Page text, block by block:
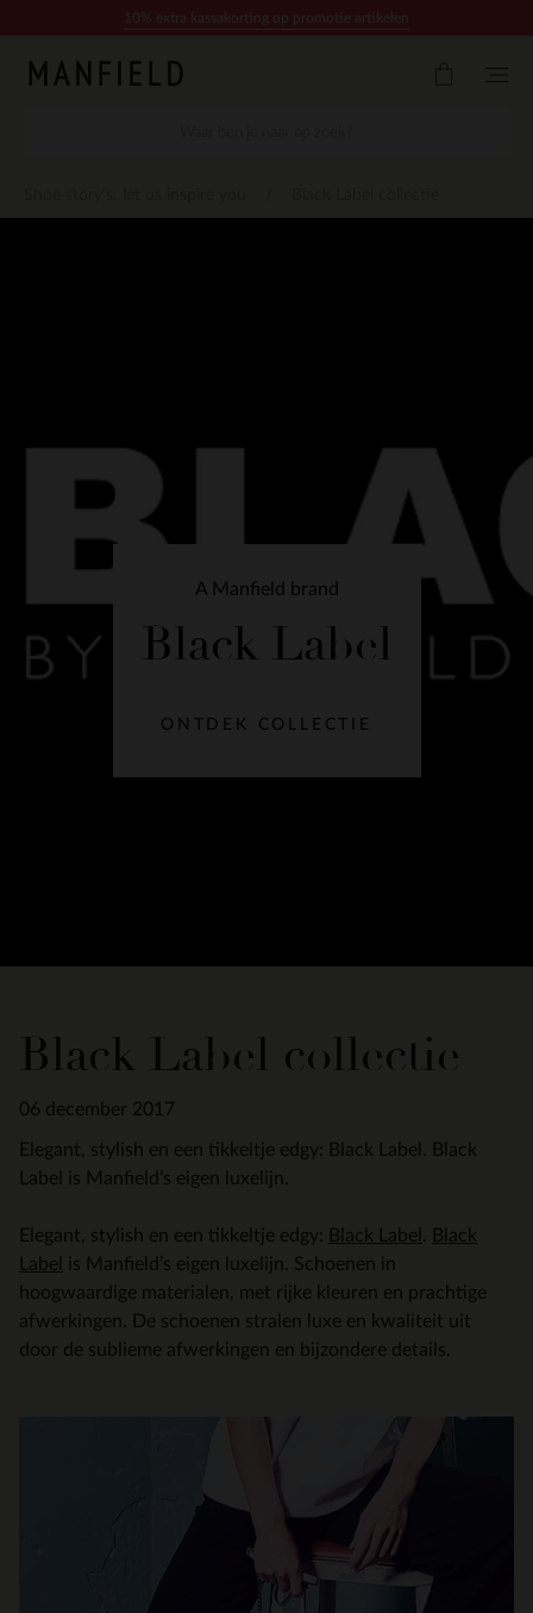
Black Label collectie
06 december 2017
Elegant, stylish en een tikkeltje edgy: Black Label. Black
Label is Manfield’s eigen luxelijn.
A Manfield brand
Black Label
ONTDEK COLLECTIE
Elegant, stylish en een tikkeltje edgy: Black Label
Black
Label
is Manfield’s eigen luxelijn. Schoenen in
hoogwaardige materialen, met rijke kleuren en prachtige
afwerkingen. De schoenen stralen luxe en kwaliteit uit
door de sublieme afwerkingen en bijzondere details.